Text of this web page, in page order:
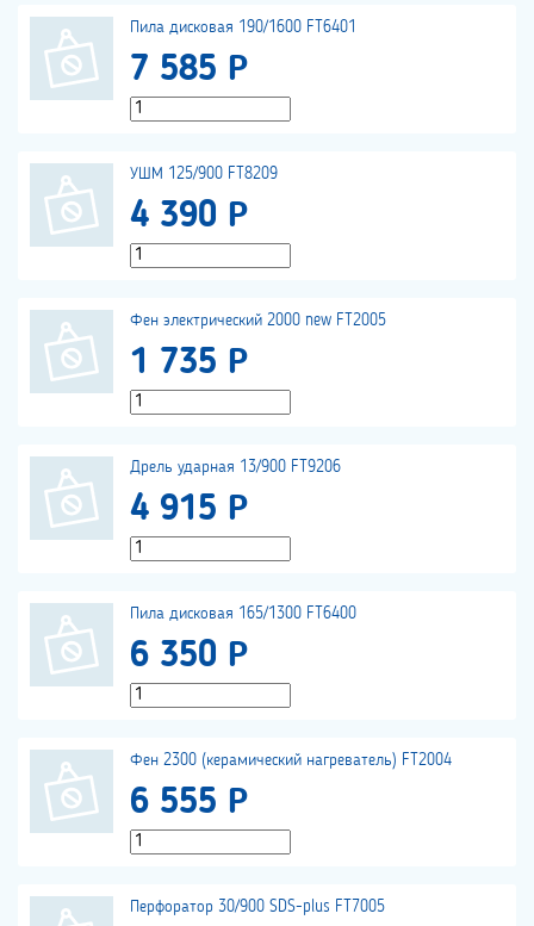
Пила дисковая 190/1600 FT6401
7 585 Р
УШМ 125/900 FT8209
4 390 Р
Фен электрический 2000 new FT2005
1 735 Р
Дрель ударная 13/900 FT9206
4 915 Р
Пила дисковая 165/1300 FT6400
6 350 Р
Фен 2300 (керамический нагреватель) FT2004
6 555 Р
Перфоратор 30/900 SDS-plus FT7005